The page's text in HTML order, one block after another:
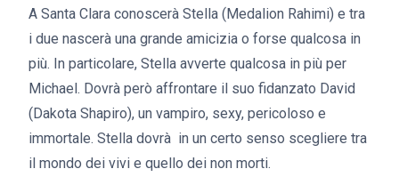
A Santa Clara conoscerà Stella (Medalion Rahimi) e tra
i due nascerà una grande amicizia o forse qualcosa in
più. In particolare, Stella avverte qualcosa in più per
Michael. Dovrà però affrontare il suo fidanzato David
(Dakota Shapiro), un vampiro, sexy, pericoloso e
immortale. Stella dovrà in un certo senso scegliere tra
il mondo dei vivi e quello dei non morti.